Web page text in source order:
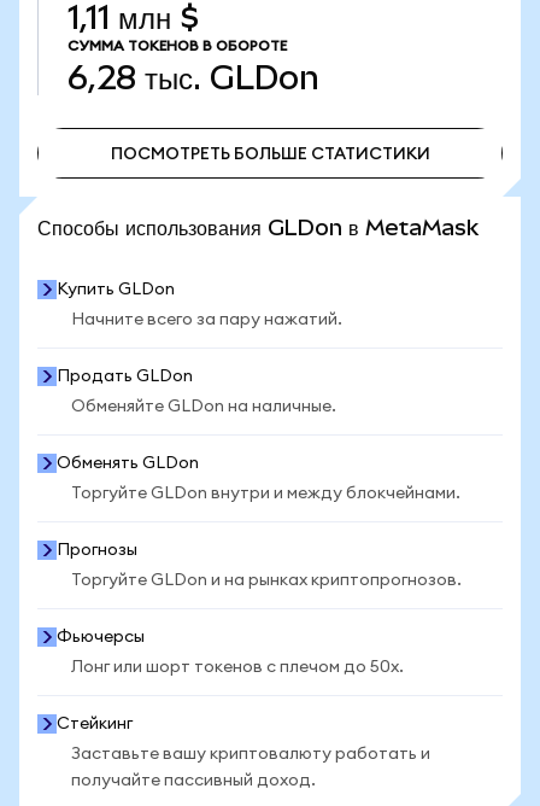
1,11 млн $
СУММА ТОКЕНОВ В ОБОРОТЕ
6,28 тыс. GLDon
ПОСМОТРЕТЬ БОЛЬШЕ СТАТИСТИКИ
Способы использования GLDon в MetaMask
Купить GLDon
Начните всего за пару нажатий.
Продать GLDon
Обменяйте GLDon на наличные.
Обменять GLDon
Торгуйте GLDon внутри и между блокчейнами.
Прогнозы
Торгуйте GLDon и на рынках криптопрогнозов.
Фьючерсы
Лонг или шорт токенов с плечом до 50x.
Стейкинг
Заставьте вашу криптовалюту работать и
получайте пассивный доход.